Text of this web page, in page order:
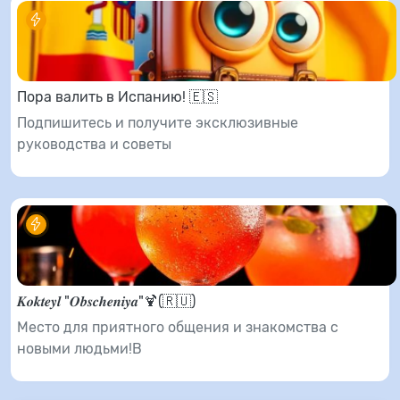
Пора валить в Испанию! 🇪🇸
Подпишитесь и получите эксклюзивные
руководства и советы
𝑲𝒐𝒌𝒕𝒆𝒚𝒍 "𝑶𝒃𝒔𝒄𝒉𝒆𝒏𝒊𝒚𝒂"🍹(🇷🇺)
Место для приятного общения и знакомства с
новыми людьми!В